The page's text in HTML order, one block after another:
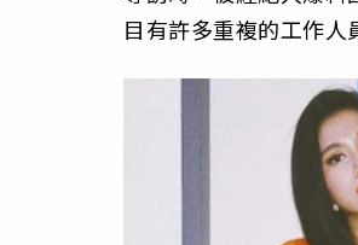
目有許多重複的工作人